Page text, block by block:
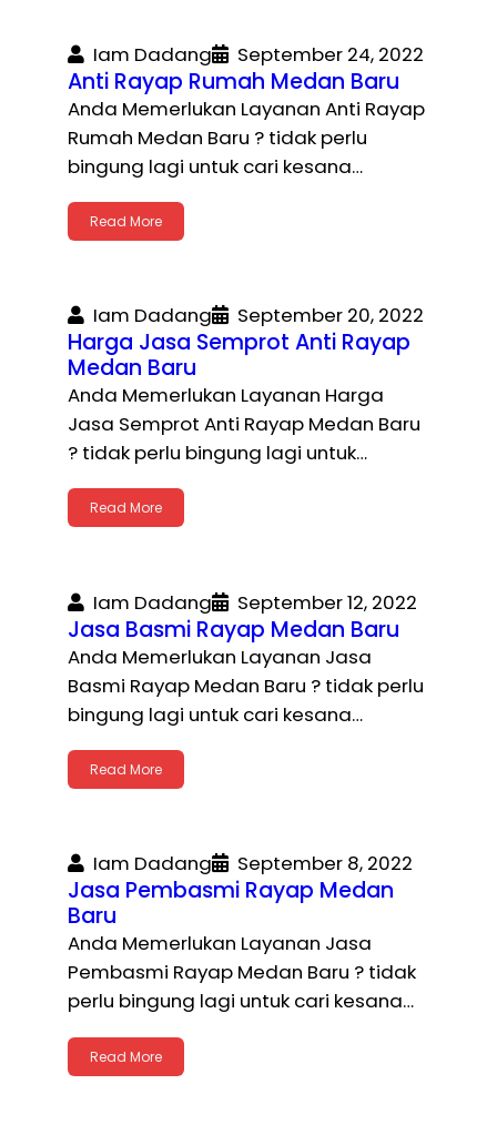
Iam Dadang September 24, 2022
Anti Rayap Rumah Medan Baru
Anda Memerlukan Layanan Anti Rayap
Rumah Medan Baru ? tidak perlu
bingung lagi untuk cari kesana…
Read More
Iam Dadang September 20, 2022
Harga Jasa Semprot Anti Rayap
Medan Baru
Anda Memerlukan Layanan Harga
Jasa Semprot Anti Rayap Medan Baru
? tidak perlu bingung lagi untuk…
Read More
Iam Dadang September 12, 2022
Jasa Basmi Rayap Medan Baru
Anda Memerlukan Layanan Jasa
Basmi Rayap Medan Baru ? tidak perlu
bingung lagi untuk cari kesana…
Read More
Iam Dadang September 8, 2022
Jasa Pembasmi Rayap Medan
Baru
Anda Memerlukan Layanan Jasa
Pembasmi Rayap Medan Baru ? tidak
perlu bingung lagi untuk cari kesana…
Read More